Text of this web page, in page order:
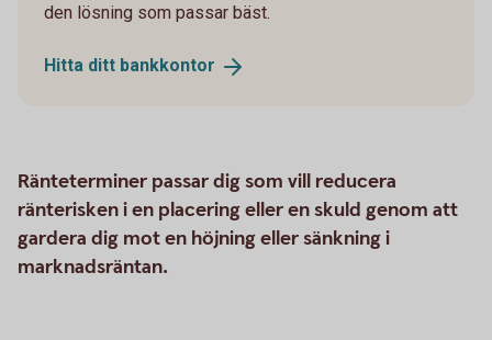
den lösning som passar bäst.
Hitta ditt bankkontor
Ränteterminer passar dig som vill reducera
ränterisken i en placering eller en skuld genom att
gardera dig mot en höjning eller sänkning i
marknadsräntan.